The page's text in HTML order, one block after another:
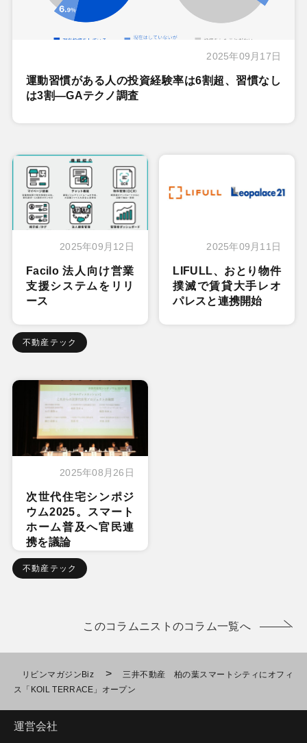
2025年09月17日
運動習慣がある人の投資経験率は6割超、習慣なし
は3割―GAテクノ調査
2025年09月12日
Facilo 法人向け営業
支援システムをリリ
ース
不動産テック
2025年09月11日
LIFULL、おとり物件
撲滅で賃貸大手レオ
パレスと連携開始
2025年08月26日
次世代住宅シンポジ
ウム2025。スマート
ホーム普及へ官民連
携を議論
不動産テック
このコラムニストのコラム一覧へ
リビンマガジンBiz >
三井不動産 柏の葉スマートシティにオフィ
ス「KOIL TERRACE」オープン
運営会社